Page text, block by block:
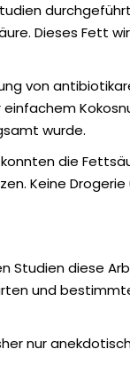
Dieses Fett
von
wurde.
die
Keine
Studien diese
und
nur